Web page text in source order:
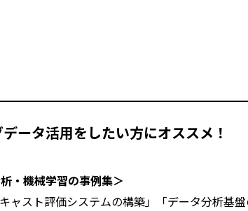
ータ活用をしたい方にオススメ！
・機械学習の事例集＞
キャスト評価システムの構築」「データ分析基